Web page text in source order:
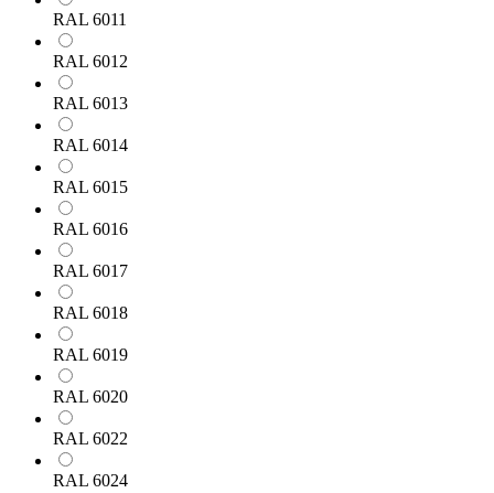
RAL 6011
RAL 6012
RAL 6013
RAL 6014
RAL 6015
RAL 6016
RAL 6017
RAL 6018
RAL 6019
RAL 6020
RAL 6022
RAL 6024